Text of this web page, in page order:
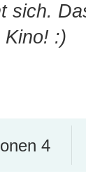
sich.
:)
4